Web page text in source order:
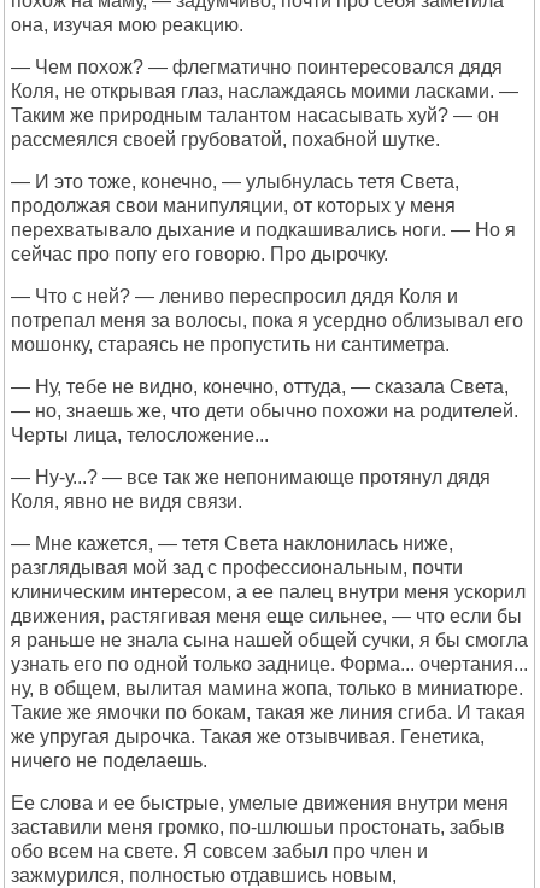
она, изучая мою реакцию.
— Чем похож? — флегматично поинтересовался дядя
Коля, не открывая глаз, наслаждаясь моими ласками. —
Таким же природным талантом насасывать хуй? — он
рассмеялся своей грубоватой, похабной шутке.
— И это тоже, конечно, — улыбнулась тетя Света,
продолжая свои манипуляции, от которых у меня
перехватывало дыхание и подкашивались ноги. — Но я
сейчас про попу его говорю. Про дырочку.
— Что с ней? — лениво переспросил дядя Коля и
потрепал меня за волосы, пока я усердно облизывал его
мошонку, стараясь не пропустить ни сантиметра.
— Ну, тебе не видно, конечно, оттуда, — сказала Света,
— но, знаешь же, что дети обычно похожи на родителей.
Черты лица, телосложение...
— Ну-у...? — все так же непонимающе протянул дядя
Коля, явно не видя связи.
— Мне кажется, — тетя Света наклонилась ниже,
разглядывая мой зад с профессиональным, почти
клиническим интересом, а ее палец внутри меня ускорил
движения, растягивая меня еще сильнее, — что если бы
я раньше не знала сына нашей общей сучки, я бы смогла
узнать его по одной только заднице. Форма... очертания...
ну, в общем, вылитая мамина жопа, только в миниатюре.
Такие же ямочки по бокам, такая же линия сгиба. И такая
же упругая дырочка. Такая же отзывчивая. Генетика,
ничего не поделаешь.
Ее слова и ее быстрые, умелые движения внутри меня
заставили меня громко, по-шлюшьи простонать, забыв
обо всем на свете. Я совсем забыл про член и
зажмурился, полностью отдавшись новым,